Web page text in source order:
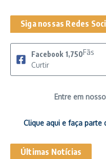
Siga nossas Redes
Facebook 1,750Fãs
Curtir
Entre em
Clique aqui e faça parte
Últimas Notícias